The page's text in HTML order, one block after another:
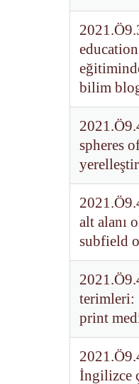
bilim
spheres
alt alanı
subfield
terimleri:
print
İngilizce